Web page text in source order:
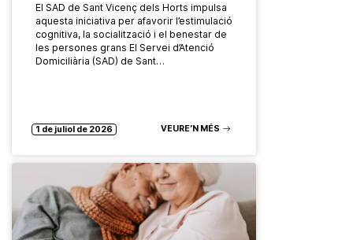
El SAD de Sant Vicenç dels Horts impulsa
aquesta iniciativa per afavorir l’estimulació
cognitiva, la socialització i el benestar de
les persones grans El Servei d’Atenció
Domiciliària (SAD) de Sant…
1 de juliol de 2026 VEURE’N MÉS